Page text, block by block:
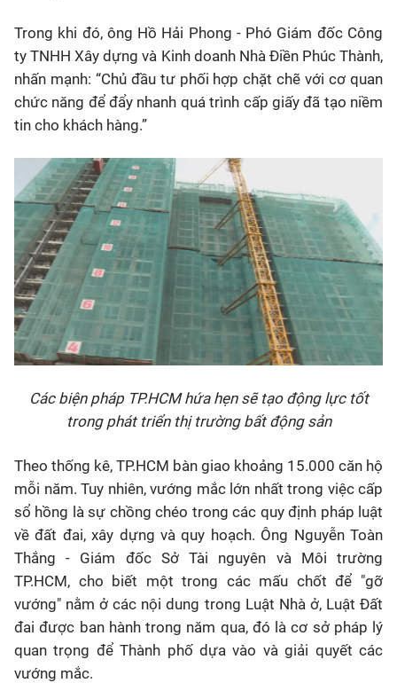
Trong khi đó, ông Hồ Hải Phong - Phó Giám đốc Công
ty TNHH Xây dựng và Kinh doanh Nhà Điền Phúc Thành,
nhấn mạnh: “Chủ đầu tư phối hợp chặt chẽ với cơ quan
chức năng để đẩy nhanh quá trình cấp giấy đã tạo niềm
tin cho khách hàng.”
Các biện pháp TP.HCM hứa hẹn sẽ tạo động lực tốt
trong phát triển thị trường bất động sản
Theo thống kê, TP.HCM bàn giao khoảng 15.000 căn hộ
mỗi năm. Tuy nhiên, vướng mắc lớn nhất trong việc cấp
sổ hồng là sự chồng chéo trong các quy định pháp luật
về đất đai, xây dựng và quy hoạch. Ông Nguyễn Toàn
Thắng - Giám đốc Sở Tài nguyên và Môi trường
TP.HCM, cho biết một trong các mấu chốt để "gỡ
vướng" nằm ở các nội dung trong Luật Nhà ở, Luật Đất
đai được ban hành trong năm qua, đó là cơ sở pháp lý
quan trọng để Thành phố dựa vào và giải quyết các
vướng mắc.